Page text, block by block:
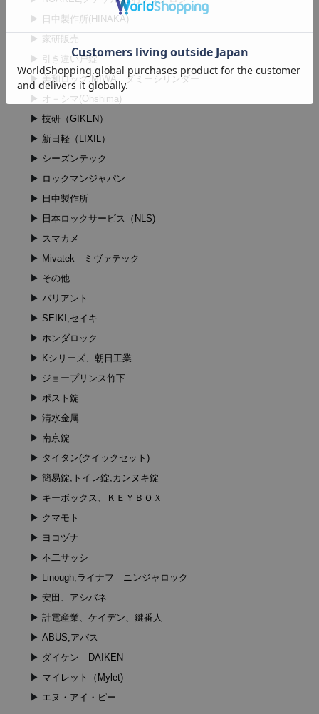
日中製作所(HINAKA)
家研販売
引き違い戸錠
美和ロック,MIWA ダミーシリンダー
オ－シマ(Ohshima)
技研（GIKEN）
新日軽（LIXIL）
シーズンテック
ロックマンジャパン
日中製作所
日本ロックサービス（NLS)
スマカメ
Mivatek ミヴァテック
その他
バリアント
SEIKI,セイキ
ホンダロック
Kシリーズ、朝日工業
ジョープリンス竹下
ポスト錠
清水金属
南京錠
タイタン(クイックセット)
簡易錠,トイレ錠,カンヌキ錠
キーボックス、ＫＥＹＢＯＸ
クマモト
ヨコヅナ
不二サッシ
Linough,ライナフ ニンジャロック
安田、アシバネ
計電産業、ケイデン、鍵番人
ABUS,アバス
ダイケン DAIKEN
マイレット（Mylet)
エヌ・アイ・ピー